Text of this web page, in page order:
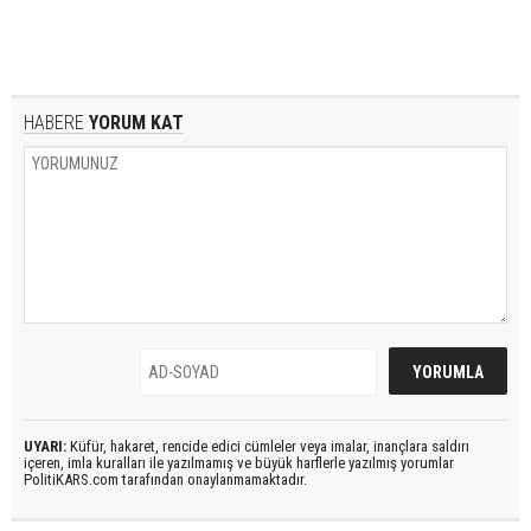
HABERE YORUM KAT
UYARI: Küfür, hakaret, rencide edici cümleler veya imalar, inançlara saldırı
içeren, imla kuralları ile yazılmamış ve büyük harflerle yazılmış yorumlar
PolitiKARS.com tarafından onaylanmamaktadır.